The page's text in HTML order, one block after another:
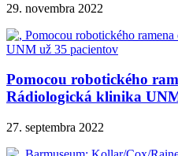
29. novembra 2022
Pomocou robotického
Rádiologická klinika
27. septembra 2022